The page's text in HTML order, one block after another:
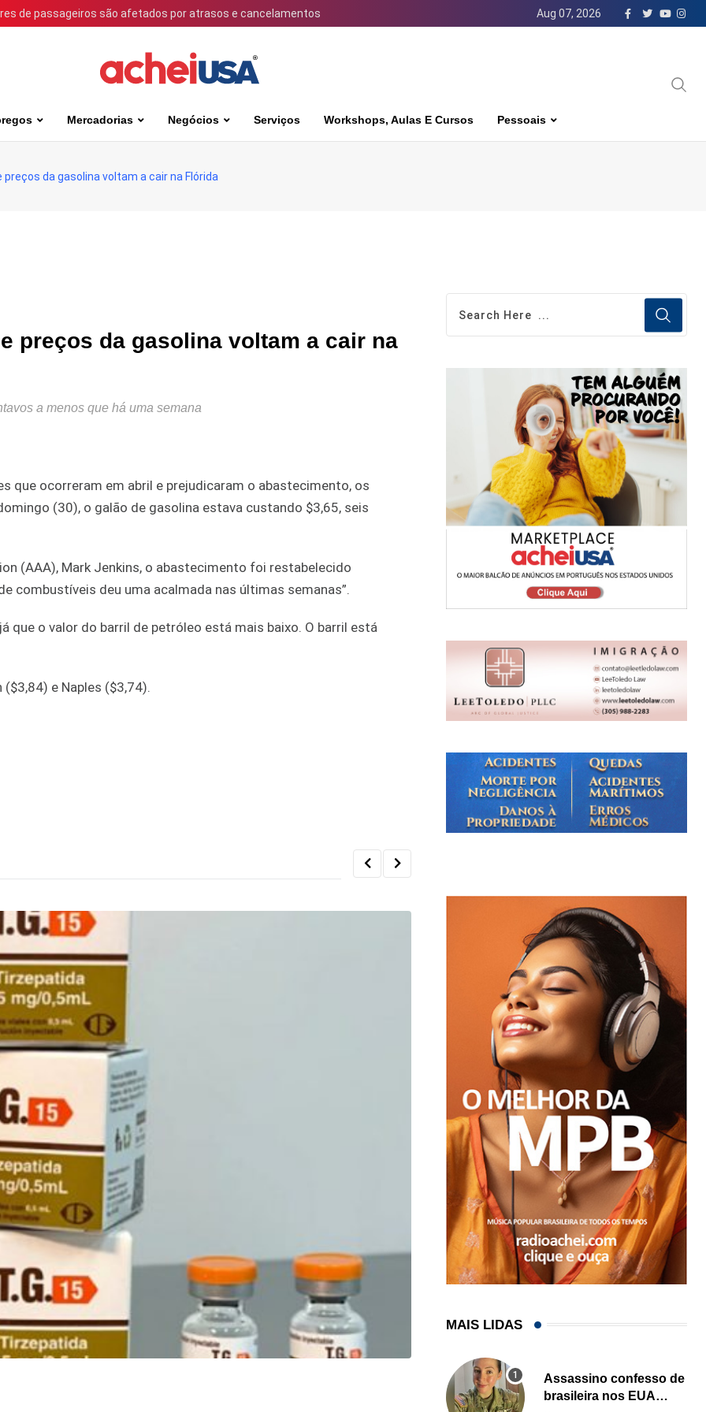
de passageiros são afetados por atrasos e cancelamentos Aug 07, 2026
Mercadorias Negócios Serviços Workshops, Aulas E Cursos Pessoais
da gasolina voltam a cair na Flórida
preços da gasolina voltam a cair na
a menos que há uma semana
que ocorreram em abril e prejudicaram o abastecimento, os
(30), o galão de gasolina estava custando $3,65, seis
(AAA), Mark Jenkins, o abastecimento foi restabelecido
combustíveis deu uma acalmada nas últimas semanas”.
que o valor do barril de petróleo está mais baixo. O barril está
e Naples ($3,74).
NEGÓCIOS
MAIS LIDAS
Assassino confesso de
brasileira nos EUA